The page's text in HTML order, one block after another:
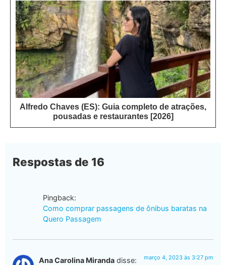
Alfredo Chaves (ES): Guia completo de atrações,
pousadas e restaurantes [2026]
Respostas de 16
Pingback:
Como comprar passagens de ônibus baratas na
Quero Passagem
Ana Carolina Miranda disse: março 4, 2023 às 3:27 pm